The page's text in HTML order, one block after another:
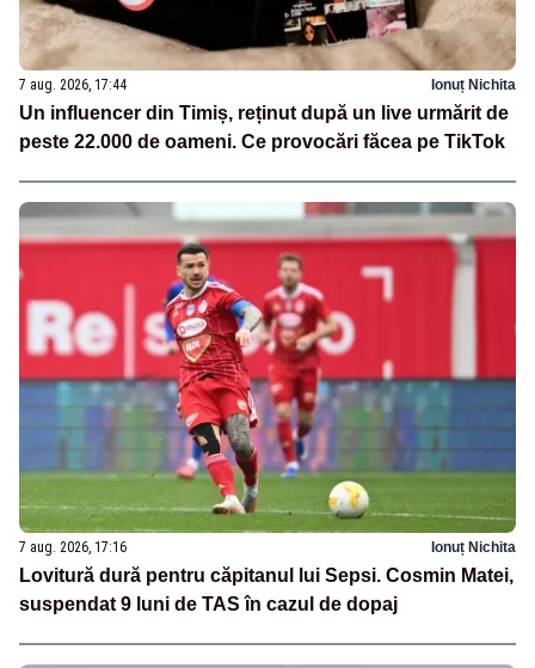
7 aug. 2026, 17:44 Ionuț Nichita
Un influencer din Timiș, reținut după un live urmărit de
peste 22.000 de oameni. Ce provocări făcea pe TikTok
7 aug. 2026, 17:16 Ionuț Nichita
Lovitură dură pentru căpitanul lui Sepsi. Cosmin Matei,
suspendat 9 luni de TAS în cazul de dopaj